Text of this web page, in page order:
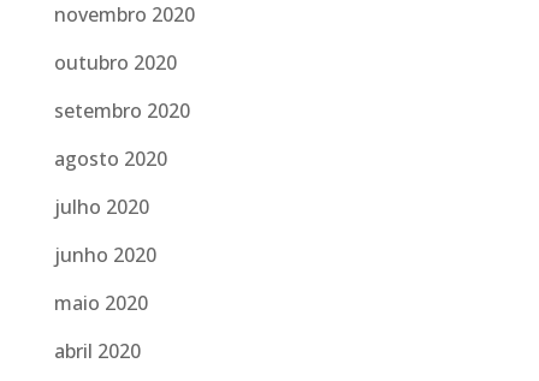
novembro 2020
outubro 2020
setembro 2020
agosto 2020
julho 2020
junho 2020
maio 2020
abril 2020